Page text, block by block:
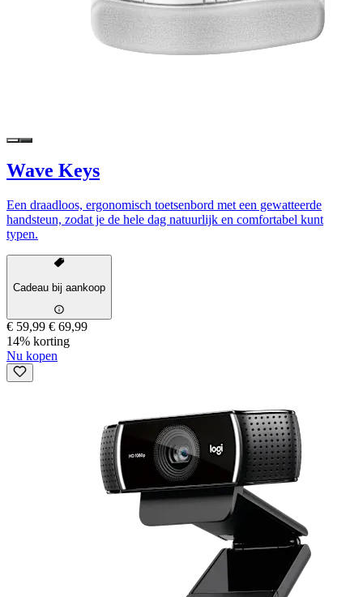
Wave Keys
Een draadloos, ergonomisch toetsenbord met een gewatteerde
handsteun, zodat je de hele dag natuurlijk en comfortabel kunt
typen.
Cadeau bij aankoop
€ 59,99 € 69,99
14% korting
Nu kopen